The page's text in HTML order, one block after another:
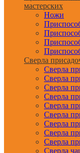
мастерских
Ножи
Сверла
Сверла
Сверла
Сверла
Сверла
Сверла
Сверла
Сверла
Сверла
Сверла
Сверла